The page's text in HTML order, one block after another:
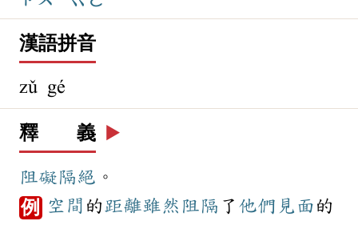
漢語拼音
zǔ gé
釋 義 ▶️
阻礙隔絕 。
例 空間 的距離雖然 阻隔 了 他們 見面 的